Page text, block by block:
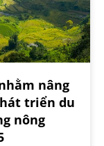
nâng
triển du
nông